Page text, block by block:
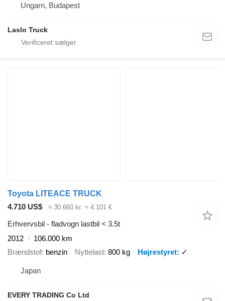
Ungarn, Budapest
Laslo Truck
Toyota LITEACE TRUCK
4.710 US$
≈ 30.660 kr. ≈ 4.101 €
Erhvervsbil - fladvogn lastbil < 3.5t
2012
106.000 km
Brændstof benzin Nyttelast 800 kg Højrestyret ✓
Japan
EVERY TRADING Co Ltd